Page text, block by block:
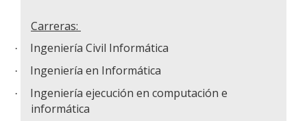
Carreras:
· Ingeniería Civil Informática
· Ingeniería en Informática
·
Ingeniería ejecución en computación e
informática